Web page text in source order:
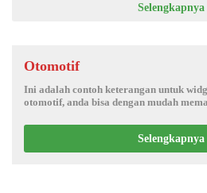
Selengkapnya
Otomotif
Ini adalah contoh keterangan untuk
otomotif, anda bisa dengan mudah
Selengkapnya